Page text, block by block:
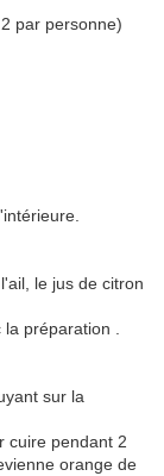
par personne)
le jus de citron
préparation .
sur la
cuire pendant 2
orange de